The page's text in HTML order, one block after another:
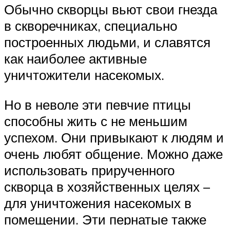
Обычно скворцы вьют свои гнезда
в скворечниках, специально
построенных людьми, и славятся
как наиболее активные
уничтожители насекомых.
Но в неволе эти певчие птицы
способны жить с не меньшим
успехом. Они привыкают к людям и
очень любят общение. Можно даже
использовать прирученного
скворца в хозяйственных целях –
для уничтожения насекомых в
помещении. Эти пернатые также